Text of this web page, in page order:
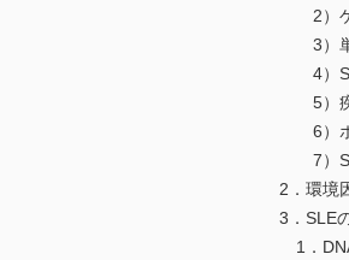
2）ゲ
3）単
4）
5）疾
6）ポ
7）
2．環境
3．SLE
1．